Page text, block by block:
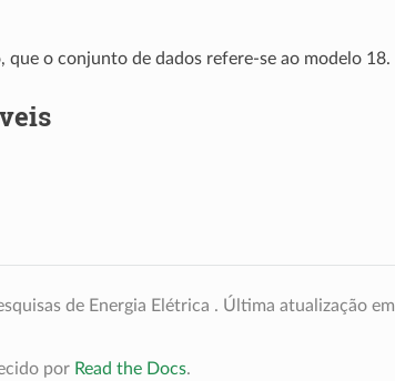
que o conjunto de dados refere-se ao modelo 18.
de Energia Elétrica . Última atualização em
por Read the Docs.